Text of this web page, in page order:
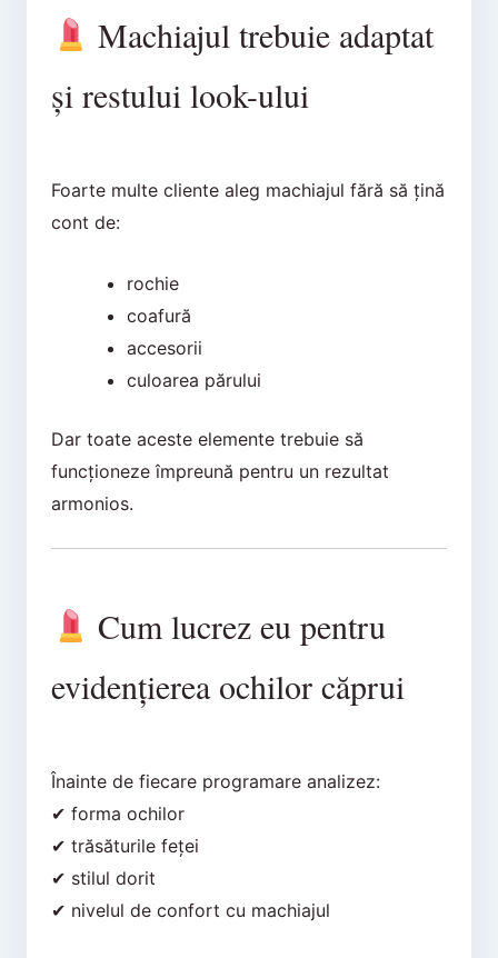
Machiajul trebuie adaptat
și restului look-ului
Foarte multe cliente aleg machiajul fără să țină
cont de:
rochie
coafură
accesorii
culoarea părului
Dar toate aceste elemente trebuie să
funcționeze împreună pentru un rezultat
armonios.
Cum lucrez eu pentru
evidențierea ochilor căprui
Înainte de fiecare programare analizez:
✔ forma ochilor
✔ trăsăturile feței
✔ stilul dorit
✔ nivelul de confort cu machiajul